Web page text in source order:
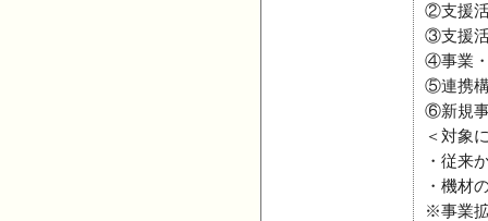
②支援
③支援
④事業
⑤連携
⑥新規
＜対象
・従来
・機材
※事業